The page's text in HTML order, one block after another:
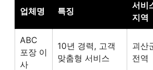
업체명 특징
서비
지역
ABC
포장 이
사
10년 경력, 고객
맞춤형 서비스
괴산
전역